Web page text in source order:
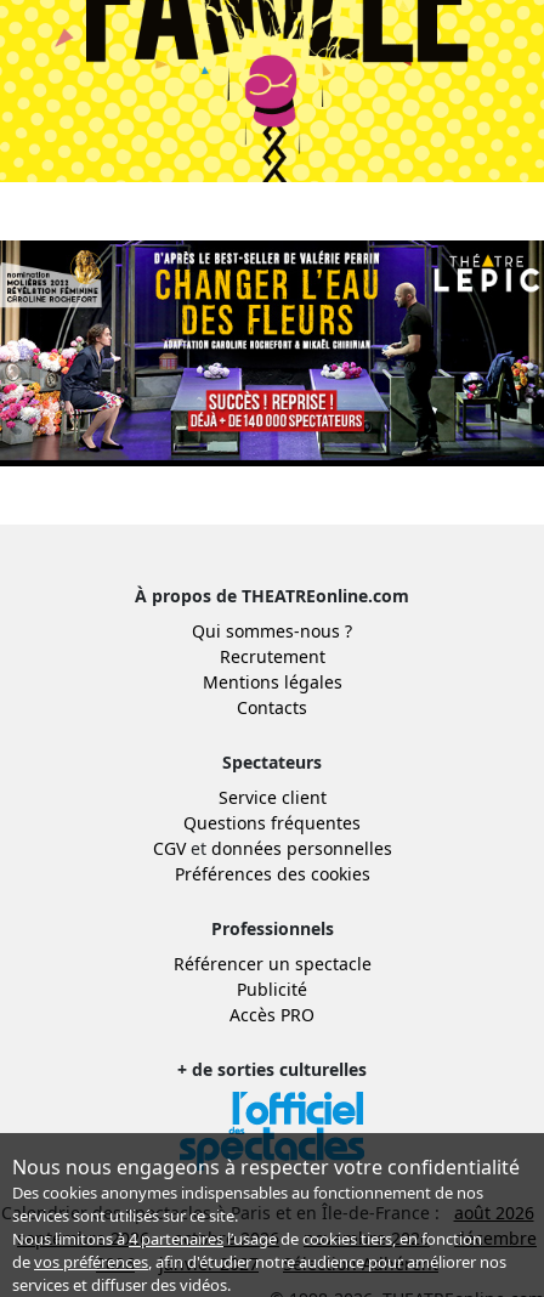
À propos de THEATREonline.com
Qui sommes-nous ?
Recrutement
Mentions légales
Contacts
Spectateurs
Service client
Questions fréquentes
CGVet données personnelles
Préférences des cookies
Professionnels
Référencer un spectacle
Publicité
Accès PRO
+ de sorties culturelles
Calendrier des spectacles à Paris et en Île-de-France :
août 2026
septembre 2026
octobre 2026 novembre 2026
décembre
2026
janvier 2027
Sélection Adhérent
Nous nous engageons à respecter votre confidentialité
Des cookies anonymes indispensables au fonctionnement de nos
services sont utilisés sur ce site.
Nous limitons à4 partenairesl’usage de cookies tiers, en fonction
devos préférences, afin d'étudier notre audience pour améliorer nos
services et diffuser des vidéos.